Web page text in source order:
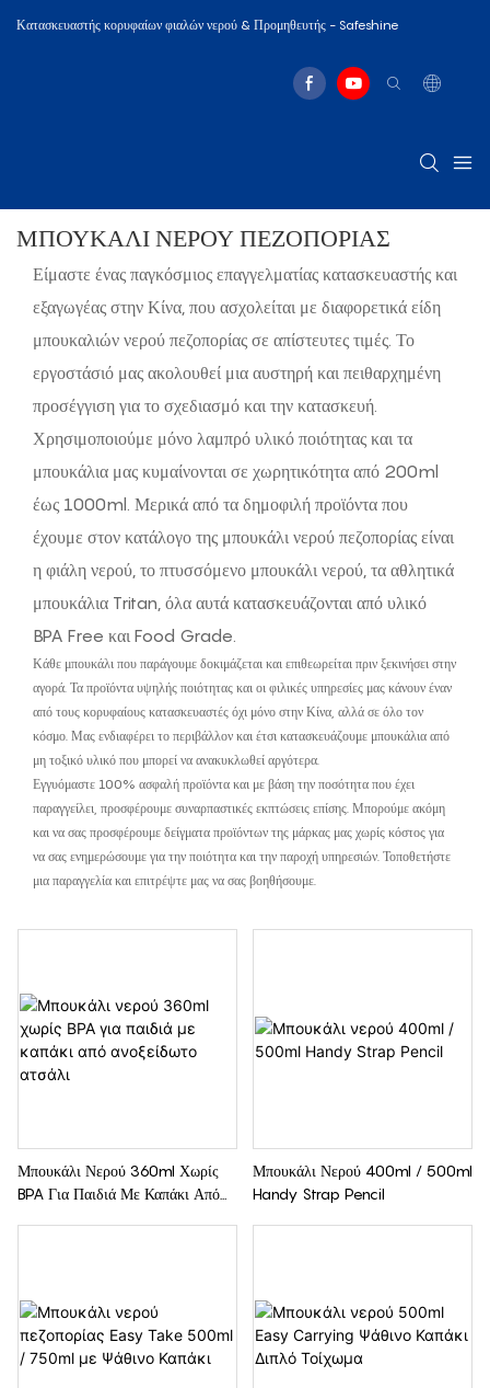
Κατασκευαστής κορυφαίων φιαλών νερού & Προμηθευτής - Safeshine
ΜΠΟΥΚΆΛΙ ΝΕΡΟΎ ΠΕΖΟΠΟΡΊΑΣ
Είμαστε ένας παγκόσμιος επαγγελματίας κατασκευαστής και
εξαγωγέας στην Κίνα, που ασχολείται με διαφορετικά είδη
μπουκαλιών νερού πεζοπορίας σε απίστευτες τιμές. Το
εργοστάσιό μας ακολουθεί μια αυστηρή και πειθαρχημένη
προσέγγιση για το σχεδιασμό και την κατασκευή.
Χρησιμοποιούμε μόνο λαμπρό υλικό ποιότητας και τα
μπουκάλια μας κυμαίνονται σε χωρητικότητα από 200ml
έως 1000ml. Μερικά από τα δημοφιλή προϊόντα που
έχουμε στον κατάλογο της μπουκάλι νερού πεζοπορίας είναι
η φιάλη νερού, το πτυσσόμενο μπουκάλι νερού, τα αθλητικά
μπουκάλια Tritan, όλα αυτά κατασκευάζονται από υλικό
BPA Free και Food Grade.
Κάθε μπουκάλι που παράγουμε δοκιμάζεται και επιθεωρείται πριν ξεκινήσει στην
αγορά. Τα προϊόντα υψηλής ποιότητας και οι φιλικές υπηρεσίες μας κάνουν έναν
από τους κορυφαίους κατασκευαστές όχι μόνο στην Κίνα, αλλά σε όλο τον
κόσμο. Μας ενδιαφέρει το περιβάλλον και έτσι κατασκευάζουμε μπουκάλια από
μη τοξικό υλικό που μπορεί να ανακυκλωθεί αργότερα.
Εγγυόμαστε 100% ασφαλή προϊόντα και με βάση την ποσότητα που έχει
παραγγείλει, προσφέρουμε συναρπαστικές εκπτώσεις επίσης. Μπορούμε ακόμη
και να σας προσφέρουμε δείγματα προϊόντων της μάρκας μας χωρίς κόστος για
να σας ενημερώσουμε για την ποιότητα και την παροχή υπηρεσιών. Τοποθετήστε
μια παραγγελία και επιτρέψτε μας να σας βοηθήσουμε.
Μπουκάλι Νερού 360ml Χωρίς
BPA Για Παιδιά Με Καπάκι Από
Μπουκάλι Νερού 400ml / 500ml
Handy Strap Pencil